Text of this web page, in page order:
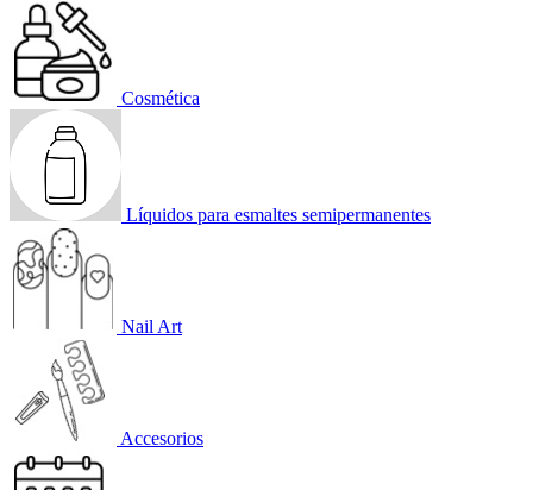
Cosmética
Líquidos para esmaltes semipermanentes
Nail Art
Accesorios